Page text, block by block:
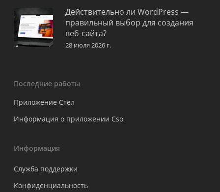
Действительно ли WordPress —
правильный выбор для создания
веб-сайта?
28 июля 2026 г.
Последние работы
Приложение Стел
Информация о приложении Cso
Информация
Служба поддержки
Конфиденциальность